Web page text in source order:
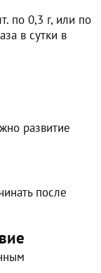
по 0,3 г, или по
в сутки в
развитие
после